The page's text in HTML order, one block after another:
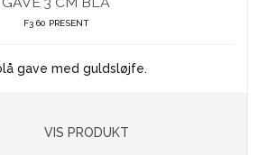
F3 60 PRESENT
gave med guldsløjfe.
VIS PRODUKT